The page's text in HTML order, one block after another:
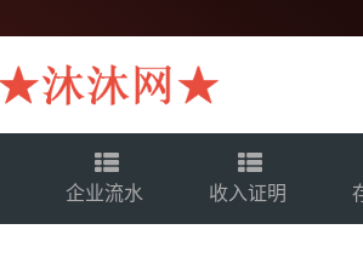
企业流水 收入证明